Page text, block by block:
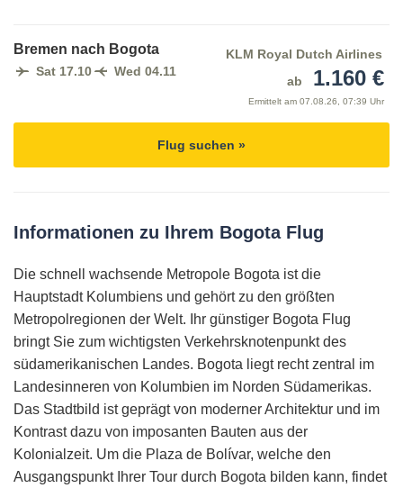
Bremen nach Bogota
Sat 17.10 Wed 04.11
KLM Royal Dutch Airlines
ab
1.160 €
Ermittelt am 07.08.26, 07:39 Uhr
Flug suchen »
Informationen zu Ihrem Bogota Flug
Die schnell wachsende Metropole Bogota ist die
Hauptstadt Kolumbiens und gehört zu den größten
Metropolregionen der Welt. Ihr günstiger Bogota Flug
bringt Sie zum wichtigsten Verkehrsknotenpunkt des
südamerikanischen Landes. Bogota liegt recht zentral im
Landesinneren von Kolumbien im Norden Südamerikas.
Das Stadtbild ist geprägt von moderner Architektur und im
Kontrast dazu von imposanten Bauten aus der
Kolonialzeit. Um die Plaza de Bolívar, welche den
Ausgangspunkt Ihrer Tour durch Bogota bilden kann, findet